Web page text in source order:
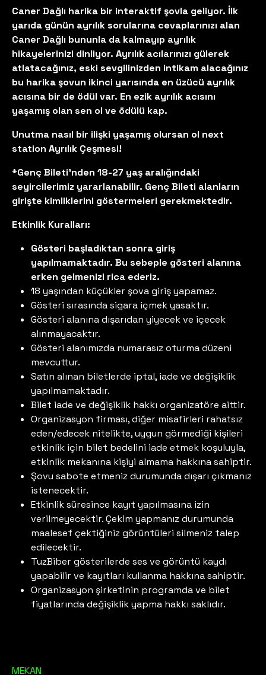
Caner Dağlı harika bir interaktif şovla geliyor. İlk
yarıda günün ayrılık sorularına cevaplarınızı alan
Caner Dağlı bununla da kalmayıp ayrılık
hikayelerinizi dinliyor. Ayrılık acılarınızı gülerek
atlatacağınız, eski sevgilinizden intikam alacağınız
bu harika şovun ikinci yarısında en üzücü ayrılık
acısına bir de ödül var. En ezik ayrılık acısını
yaşamış olan sen ol ve ödülü kap.
Unutma nasıl bir ilişki yaşamış olursan ol next
station Ayrılık Çeşmesi!
*Genç Bileti'nden 18-27 yaş aralığındaki
seyircilerimiz yararlanabilir. Genç Bileti alanların
girişte kimliklerini göstermeleri gerekmektedir.
Etkinlik Kuralları:
Gösteri başladıktan sonra giriş
yapılmamaktadır. Bu sebeple gösteri alanına
erken gelmenizi rica ederiz.
18 yaşından küçükler şova giriş yapamaz.
Gösteri sırasında sigara içmek yasaktır.
Gösteri alanına dışarıdan yiyecek ve içecek
alınmayacaktır.
Gösteri alanımızda numarasız oturma düzeni
mevcuttur.
Satın alınan biletlerde iptal, iade ve değişiklik
yapılmamaktadır.
Bilet iade ve değişiklik hakkı organizatöre aittir.
Organizasyon firması, diğer misafirleri rahatsız
eden/edecek nitelikte, uygun görmediği kişileri
etkinlik için bilet bedelini iade etmek koşuluyla,
etkinlik mekanına kişiyi almama hakkına sahiptir.
Şovu sabote etmeniz durumunda dışarı çıkmanız
istenecektir.
Etkinlik süresince kayıt yapılmasına izin
verilmeyecektir. Çekim yapmanız durumunda
maalesef çektiğiniz görüntüleri silmeniz talep
edilecektir.
TuzBiber gösterilerde ses ve görüntü kaydı
yapabilir ve kayıtları kullanma hakkına sahiptir.
Organizasyon şirketinin programda ve bilet
fiyatlarında değişiklik yapma hakkı saklıdır.
MEKAN